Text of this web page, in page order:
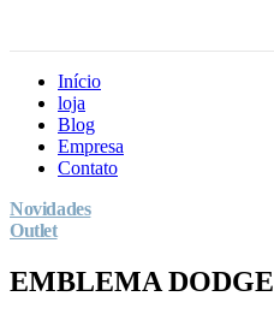
Início
loja
Blog
Empresa
Contato
Novidades
Outlet
EMBLEMA DODGE